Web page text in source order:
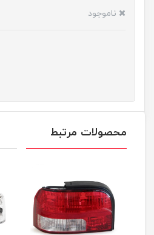
ناموجود
محصولات مرتبط